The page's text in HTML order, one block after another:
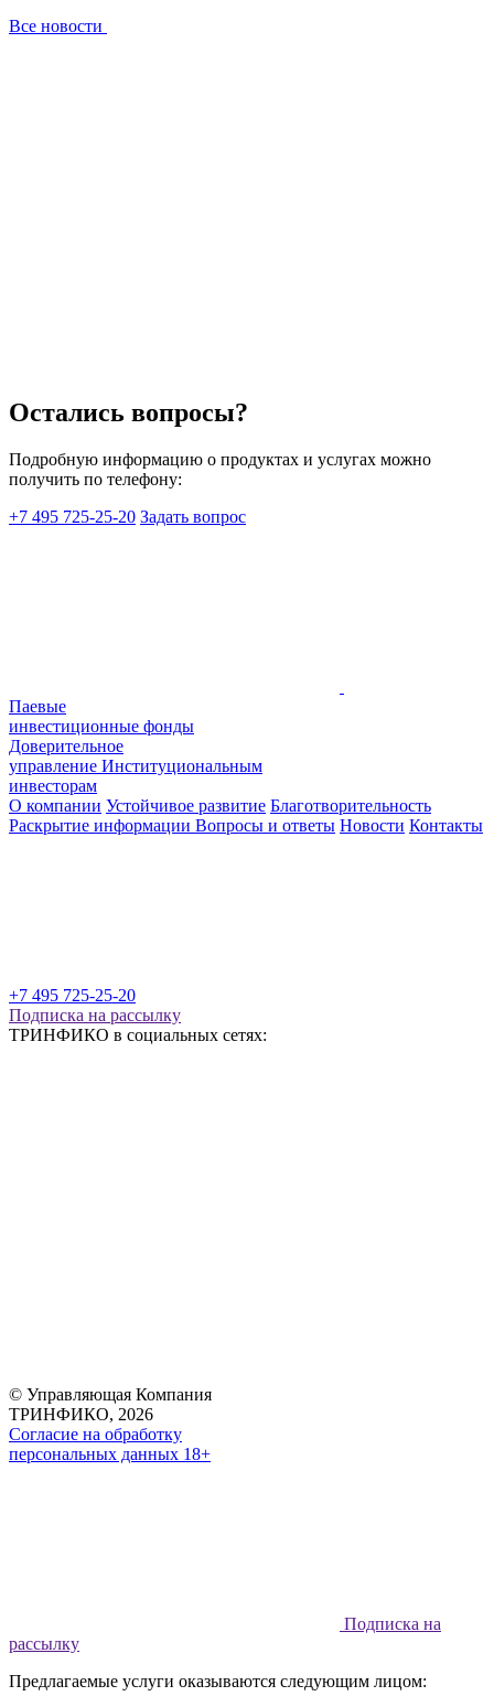
Все новости
Остались вопросы?
Подробную информацию о продуктах и услугах можно
получить по телефону:
+7 495 725-25-20 Задать вопрос
Паевые
инвестиционные фонды
Доверительное
управление Институциональным
инвесторам
О компании Устойчивое развитие Благотворительность
Раскрытие информации Вопросы и ответы Новости Контакты
+7 495 725-25-20
Подписка на рассылку
ТРИНФИКО в социальных сетях:
© Управляющая Компания
ТРИНФИКО, 2026
Согласие на обработку
персональных данных 18+
Подписка на
рассылку
Предлагаемые услуги оказываются следующим лицом: